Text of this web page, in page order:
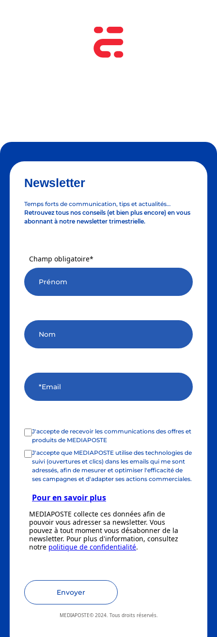
Newsletter
Temps forts de communication, tips et actualités…
Retrouvez tous nos conseils (et bien plus encore) en vous
abonnant à notre newsletter trimestrielle.
Champ obligatoire*
J'accepte de recevoir les communications des offres et
produits de MEDIAPOSTE
J'accepte que MEDIAPOSTE utilise des technologies de
suivi (ouvertures et clics) dans les emails qui me sont
adressés, afin de mesurer et optimiser l'efficacité de
ses campagnes et d'adapter ses actions commerciales.
Pour en savoir plus
MEDIAPOSTE collecte ces données afin de
pouvoir vous adresser sa newsletter. Vous
pouvez à tout moment vous désabonner de la
newsletter. Pour plus d'information, consultez
notre politique de confidentialité.
Envoyer
MEDIAPOSTE© 2024. Tous droits réservés.